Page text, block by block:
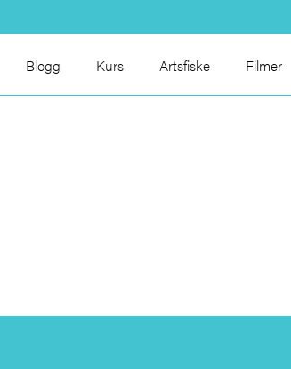
Blogg Kurs Artsfiske Filmer